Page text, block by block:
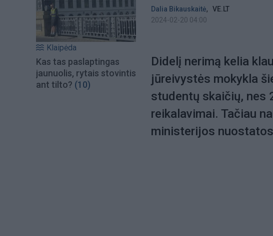
Klaipėda
Kas tas paslaptingas
jaunuolis, rytais stovintis
ant tilto? (10)
Dalia Bikauskaitė,
VE.LT
2024-02-20 04:00
Didelį nerimą kelia
jūreivystės mokykla
studentų skaičių, nes
reikalavimai. Tačiau
ministerijos